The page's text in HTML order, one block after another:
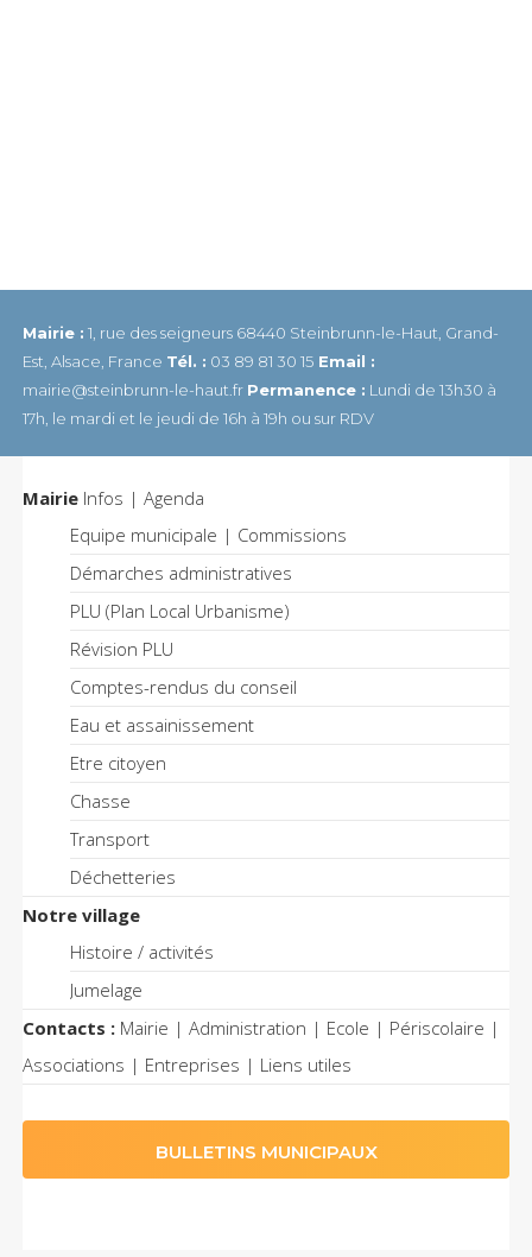
Mairie : 1, rue des seigneurs 68440 Steinbrunn-le-Haut, Grand-
Est, Alsace, France Tél. : 03 89 81 30 15 Email :
mairie@steinbrunn-le-haut.fr Permanence : Lundi de 13h30 à
17h, le mardi et le jeudi de 16h à 19h ou sur RDV
Mairie Infos | Agenda
Equipe municipale | Commissions
Démarches administratives
PLU (Plan Local Urbanisme)
Révision PLU
Comptes-rendus du conseil
Eau et assainissement
Etre citoyen
Chasse
Transport
Déchetteries
Notre village
Histoire / activités
Jumelage
Contacts : Mairie | Administration | Ecole | Périscolaire |
Associations | Entreprises | Liens utiles
BULLETINS MUNICIPAUX